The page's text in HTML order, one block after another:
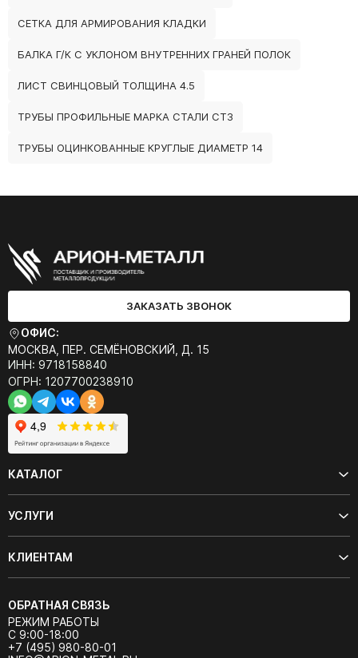
СЕТКА ДЛЯ АРМИРОВАНИЯ КЛАДКИ
БАЛКА Г/К С УКЛОНОМ ВНУТРЕННИХ ГРАНЕЙ ПОЛОК
ЛИСТ СВИНЦОВЫЙ ТОЛЩИНА 4.5
ТРУБЫ ПРОФИЛЬНЫЕ МАРКА СТАЛИ СТ3
ТРУБЫ ОЦИНКОВАННЫЕ КРУГЛЫЕ ДИАМЕТР 14
ЗАКАЗАТЬ ЗВОНОК
ОФИС:
МОСКВА, ПЕР. СЕМЁНОВСКИЙ, Д. 15
ИНН: 9718158840
ОГРН: 1207700238910
КАТАЛОГ
УСЛУГИ
КЛИЕНТАМ
ОБРАТНАЯ СВЯЗЬ
РЕЖИМ РАБОТЫ
С 9:00-18:00
+7 (495) 980-80-01